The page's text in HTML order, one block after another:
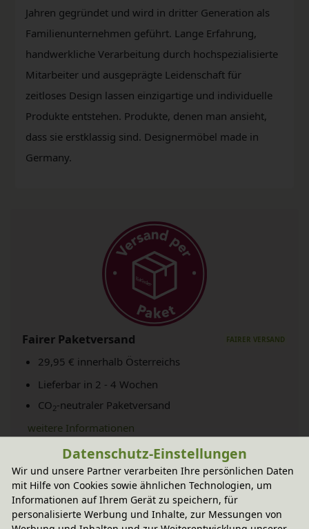
Jahren gegründet und wird in dritter Generation als
Familienunternehmen geführt. Lange Erfahrung,
handwerkliche Verarbeitung durch hochspezialisierte
Mitarbeiter und ausgeprägte Leidenschaft für
zeitloses Design lassen einzigartige und individuelle
Produkte entstehen. Produkte, denen man ansieht,
dass sie erstklassig sind. Designermöbel made in
Germany.
Fairer Paketversand
29,95 € innerhalb Österreichs
Lieferbar in 2 - 4 Wochen
CO2-neutraler Paketversand
weitere Informationen
Technische Daten
Datenschutz-Einstellungen
Wir und unsere Partner verarbeiten Ihre persönlichen Daten
mit Hilfe von Cookies sowie ähnlichen Technologien, um
Informationen auf Ihrem Gerät zu speichern, für
personalisierte Werbung und Inhalte, zur Messungen von